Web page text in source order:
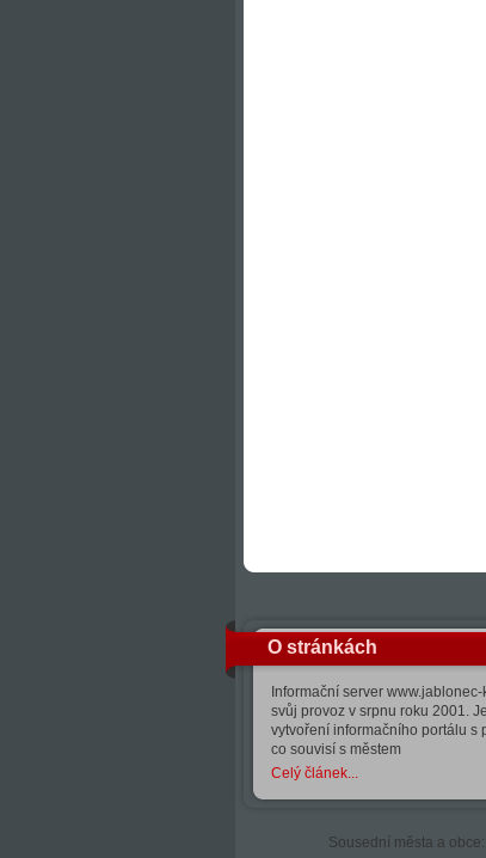
O stránkách
Informační server
svůj provoz v srpnu roku 2001.
vytvoření informačního portálu s
co souvisí s městem
Celý článek...
Sousední města a obce: